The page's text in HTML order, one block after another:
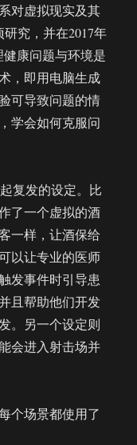
对虚拟现实及其
究，并在2017年
康问题与环境是
，即用电脑生成
可导致问题的情
学会如何克服问
复发的设定。比
了一个虚拟的酒
一样，让酒保给
以让专业的医师
发事件时引导患
且帮助他们开发
。另一个设定则
会进入射击场并
个场景都使用了